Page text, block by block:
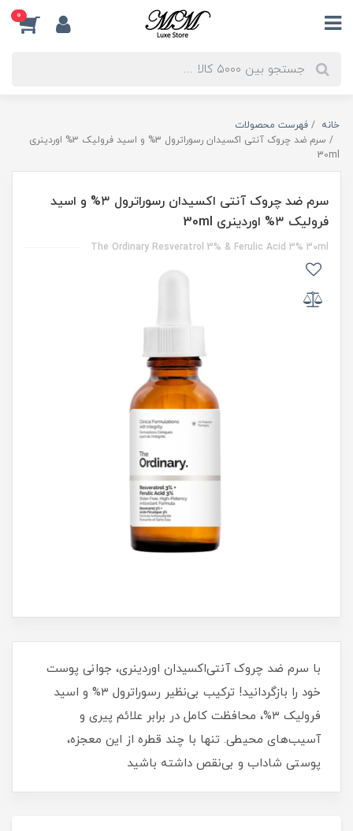
0
خانه
فهرست محصولات
سرم ضد چروک آنتی اکسیدان رسوراترول ۳% و اسید فرولیک ۳% اوردینری
30ml
سرم ضد چروک آنتی اکسیدان رسوراترول ۳% و اسید
فرولیک ۳% اوردینری 30ml
The Ordinary Resveratrol 3% & Ferulic Acid 3% 30ml
با سرم ضد چروک آنتی‌اکسیدان اوردینری، جوانی پوست
خود را بازگردانید! ترکیب بی‌نظیر رسوراترول ۳% و اسید
فرولیک ۳%، محافظت کامل در برابر علائم پیری و
آسیب‌های محیطی. تنها با چند قطره از این معجزه،
پوستی شاداب و بی‌نقص داشته باشید